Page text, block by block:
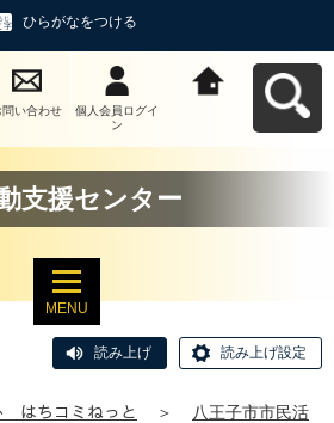
ひらがなをつける
問い合わせ
個人会員ログイ
ン
支援センター
MENU
読み上げ 読み上げ設定
はちコミねっと ＞
八王子市市民活